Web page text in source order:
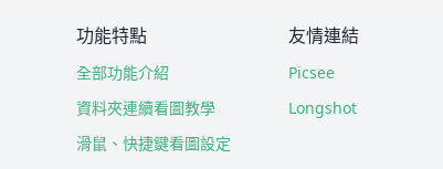
功能特點
全部功能介紹
資料夾連續看圖教學
滑鼠、快捷鍵看圖設定
友情連結
Picsee
Longshot